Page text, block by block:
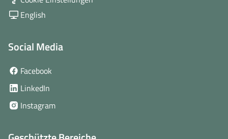
English
Social Media
Facebook
Fenster)
LinkedIn
neuem
Instagram(öffnet